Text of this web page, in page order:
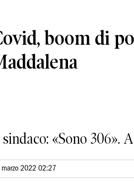
boom di
«Sono 306».
marzo 2022 02:27